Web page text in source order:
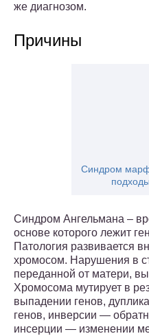
же диагнозом.
Причины
Синдром
Синдром Ангельмана –
основе которого лежит
Патология развивается
хромосом. Нарушения в
переданной от матери,
Хромосома мутирует в
выпадении генов,
генов, инверсии —
инсерции — изменении